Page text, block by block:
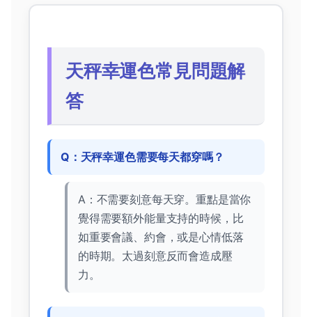
天秤幸運色常見問題解
答
Q：天秤幸運色需要每天都穿嗎？
A：不需要刻意每天穿。重點是當你
覺得需要額外能量支持的時候，比
如重要會議、約會，或是心情低落
的時期。太過刻意反而會造成壓
力。